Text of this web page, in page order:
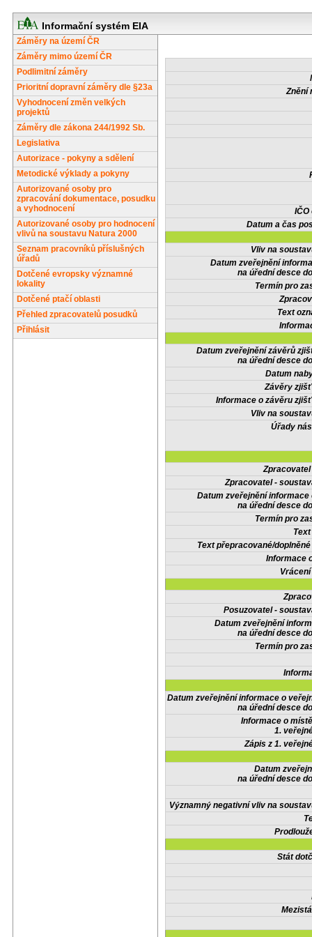
Informační systém EIA
Záměry na území ČR
Záměry mimo území ČR
Podlimitní záměry
Prioritní dopravní záměry dle §23a
Vyhodnocení změn velkých
projektů
Záměry dle zákona 244/1992 Sb.
Legislativa
Autorizace - pokyny a sdělení
Metodické výklady a pokyny
Autorizované osoby pro
zpracování dokumentace, posudku
a vyhodnocení
Autorizované osoby pro hodnocení
vlivů na soustavu Natura 2000
Seznam pracovníků příslušných
úřadů
Dotčené evropsky významné
lokality
Dotčené ptačí oblasti
Přehled zpracovatelů posudků
Přihlásit
Znění
IČO
Datum a čas
Vliv na
Datum zveřejnění
na úřední desce
Termín pro
Text
Datum zveřejnění závěrů
na úřední desce
Datum
Závěry
Informace o závěru
Vliv na
Úřady
Zpracovatel -
Datum zveřejnění informace
na úřední desce
Termín pro
Text přepracované/
Informace
Posuzovatel -
Datum zveřejnění
na úřední desce
Termín pro
Datum zveřejnění informace o
na úřední desce
Informace o
1.
Zápis z 1.
Datum
na úřední desce
Významný negativní vliv na
Stát